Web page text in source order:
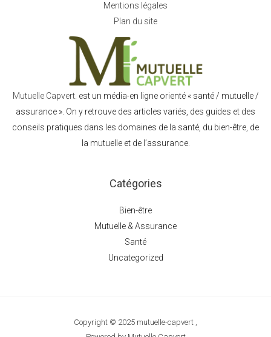
Mentions légales
Plan du site
Mutuelle Capvert. est un média-en ligne orienté « santé / mutuelle /
assurance ». On y retrouve des articles variés, des guides et des
conseils pratiques dans les domaines de la santé, du bien-être, de
la mutuelle et de l’assurance.
Catégories
Bien-être
Mutuelle & Assurance
Santé
Uncategorized
Copyright © 2025 mutuelle-capvert ,